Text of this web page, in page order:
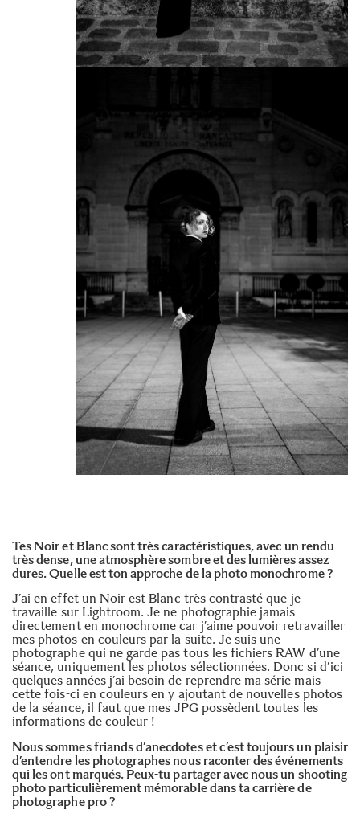
Tes Noir et Blanc sont très caractéristiques, avec un rendu
très dense, une atmosphère sombre et des lumières assez
dures. Quelle est ton approche de la photo monochrome ?
J’ai en effet un Noir est Blanc très contrasté que je
travaille sur Lightroom. Je ne photographie jamais
directement en monochrome car j’aime pouvoir retravailler
mes photos en couleurs par la suite. Je suis une
photographe qui ne garde pas tous les fichiers RAW d’une
séance, uniquement les photos sélectionnées. Donc si d’ici
quelques années j’ai besoin de reprendre ma série mais
cette fois-ci en couleurs en y ajoutant de nouvelles photos
de la séance, il faut que mes JPG possèdent toutes les
informations de couleur !
Nous sommes friands d’anecdotes et c’est toujours un plaisir
d’entendre les photographes nous raconter des événements
qui les ont marqués. Peux-tu partager avec nous un shooting
photo particulièrement mémorable dans ta carrière de
photographe pro ?